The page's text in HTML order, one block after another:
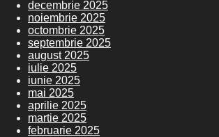
decembrie 2025
noiembrie 2025
octombrie 2025
septembrie 2025
august 2025
iulie 2025
iunie 2025
mai 2025
aprilie 2025
martie 2025
februarie 2025